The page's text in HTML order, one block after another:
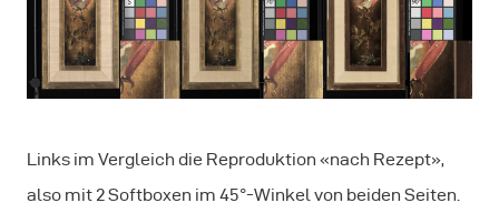
Links im Vergleich die Reproduktion «nach Rezept»,
also mit 2 Softboxen im 45°-Winkel von beiden Seiten.